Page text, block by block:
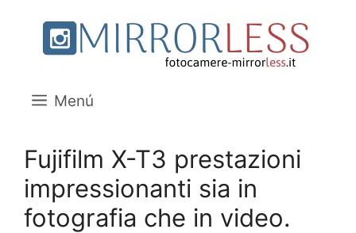
contenido
Menú
Fujifilm X-T3 prestazioni
impressionanti sia in
fotografia che in video.